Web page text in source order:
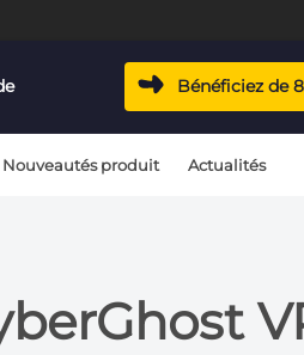
Bénéficiez de
Nouveautés produit Actualités